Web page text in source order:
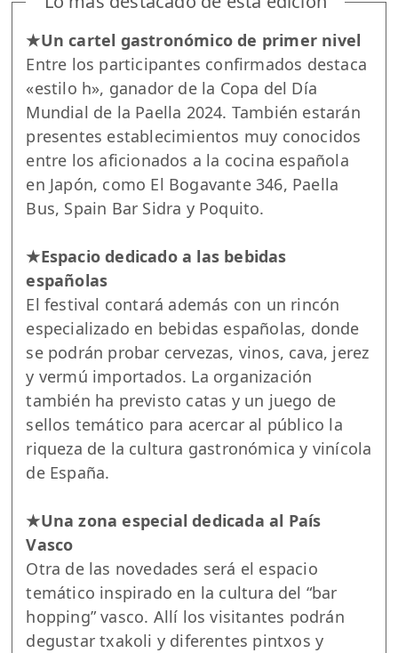
★Un cartel gastronómico de primer nivel
Entre los participantes confirmados destaca
«estilo h», ganador de la Copa del Día
Mundial de la Paella 2024. También estarán
presentes establecimientos muy conocidos
entre los aficionados a la cocina española
en Japón, como El Bogavante 346, Paella
Bus, Spain Bar Sidra y Poquito.
★Espacio dedicado a las bebidas
españolas
El festival contará además con un rincón
especializado en bebidas españolas, donde
se podrán probar cervezas, vinos, cava, jerez
y vermú importados. La organización
también ha previsto catas y un juego de
sellos temático para acercar al público la
riqueza de la cultura gastronómica y vinícola
de España.
★Una zona especial dedicada al País
Vasco
Otra de las novedades será el espacio
temático inspirado en la cultura del “bar
hopping” vasco. Allí los visitantes podrán
degustar txakoli y diferentes pintxos y